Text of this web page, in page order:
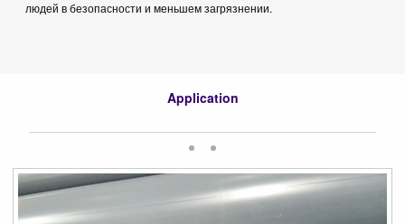
людей в безопасности и меньшем загрязнении.
Application